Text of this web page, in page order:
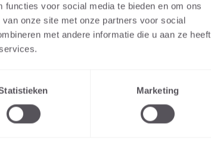
voor social media te bieden en om ons
onze site met onze partners voor social
met andere informatie die u aan ze heeft
Marketing